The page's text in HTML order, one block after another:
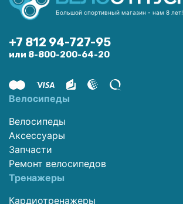
Большой спортивный магазин - нам 8 лет!
+7 812 94-727-95
или 8-800-200-64-20
Велосипеды
Велосипеды
Аксессуары
Запчасти
Ремонт велосипедов
Тренажеры
Кардиотренажеры